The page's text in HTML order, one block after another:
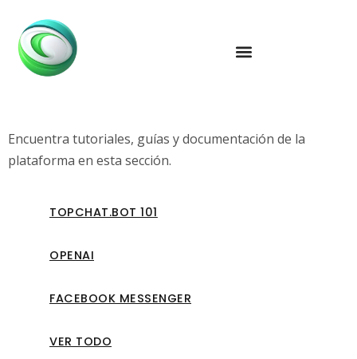
Encuentra tutoriales, guías y documentación de la
plataforma en esta sección.
TOPCHAT.BOT 101
OPENAI
FACEBOOK MESSENGER
VER TODO